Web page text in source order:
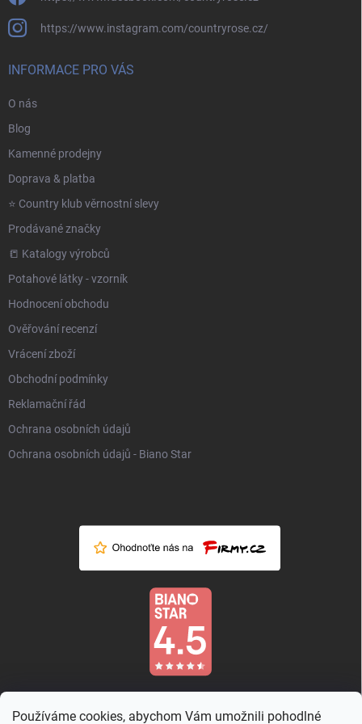
Používáme cookies, abychom Vám umožnili pohodlné
https://www.instagram.com/countryrose.cz/
INFORMACE PRO VÁS
O nás
Blog
Kamenné prodejny
Doprava & platba
⭐️ Country klub věrnostní slevy
Prodávané značky
📒 Katalogy výrobců
Potahové látky - vzorník
Hodnocení obchodu
Ověřování recenzí
Vrácení zboží
Obchodní podmínky
Reklamační řád
Ochrana osobních údajů
Ochrana osobních údajů - Biano Star